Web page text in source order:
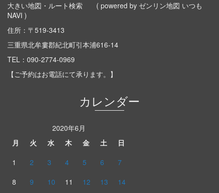
大きい地図・ルート検索
( powered by ゼンリン地図 いつも
NAVI )
住所：〒519-3413
三重県北牟婁郡紀北町引本浦616-14
TEL： 090-2774-0969
【ご予約はお電話にて承ります。】
カレンダー
2020年6月
月
火 水 木 金 土
日
1
2 3 4 5 6
7
8
9 10 11 12 13
14